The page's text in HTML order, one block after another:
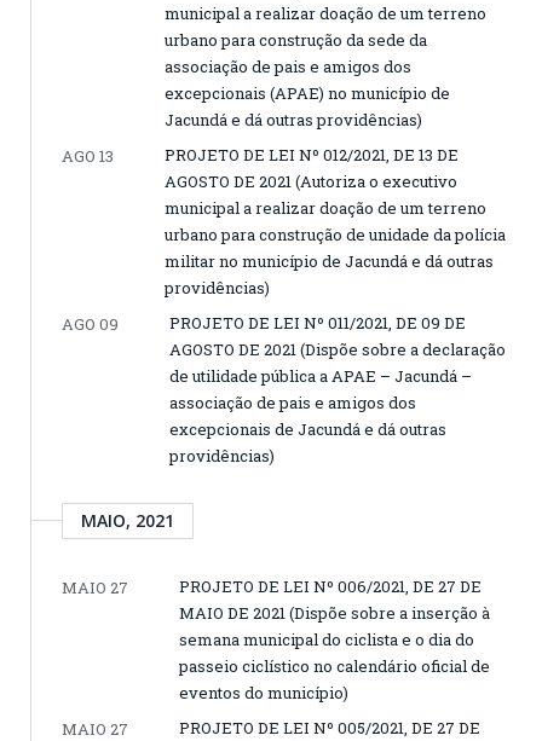
municipal a realizar doação de um terreno
urbano para construção da sede da
associação de pais e amigos dos
excepcionais (APAE) no município de
Jacundá e dá outras providências)
AGO 13
PROJETO DE LEI Nº 012/2021, DE 13 DE
AGOSTO DE 2021 (Autoriza o executivo
municipal a realizar doação de um terreno
urbano para construção de unidade da polícia
militar no município de Jacundá e dá outras
providências)
AGO 09
PROJETO DE LEI Nº 011/2021, DE 09 DE
AGOSTO DE 2021 (Dispõe sobre a declaração
de utilidade pública a APAE – Jacundá –
associação de pais e amigos dos
excepcionais de Jacundá e dá outras
providências)
MAIO, 2021
MAIO 27
PROJETO DE LEI Nº 006/2021, DE 27 DE
MAIO DE 2021 (Dispõe sobre a inserção à
semana municipal do ciclista e o dia do
passeio ciclístico no calendário oficial de
eventos do município)
MAIO 27
PROJETO DE LEI Nº 005/2021, DE 27 DE